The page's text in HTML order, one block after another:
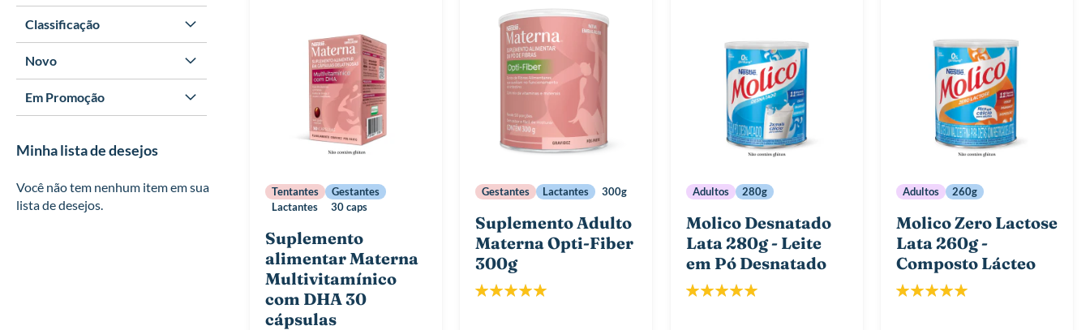
Tentantes
Gestantes
Lactantes
30 caps
Suplemento
alimentar Materna
Multivitamínico
com DHA 30
cápsulas
Gestantes Lactantes 300g
Suplemento Adulto
Materna Opti-Fiber
300g
Classificação:
Adultos 280g
Molico Desnatado
Lata 280g - Leite
em Pó Desnatado
Classificação:
Adultos 260g
Molico Zero Lactose
Lata 260g -
Composto Lácteo
Classificação:
Classificação
Novo
Em Promoção
Minha lista de desejos
Você não tem nenhum item em sua
lista de desejos.